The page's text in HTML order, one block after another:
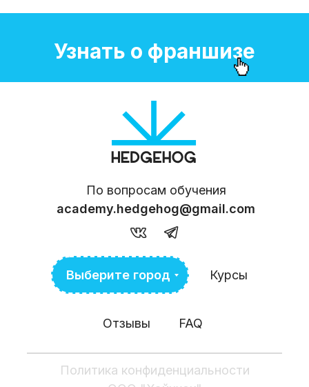
Узнать о франшизе
Выберите город Курсы
Отзывы FAQ
По вопросам обучения
academy.hedgehog@gmail.com
Политика конфиденциальности